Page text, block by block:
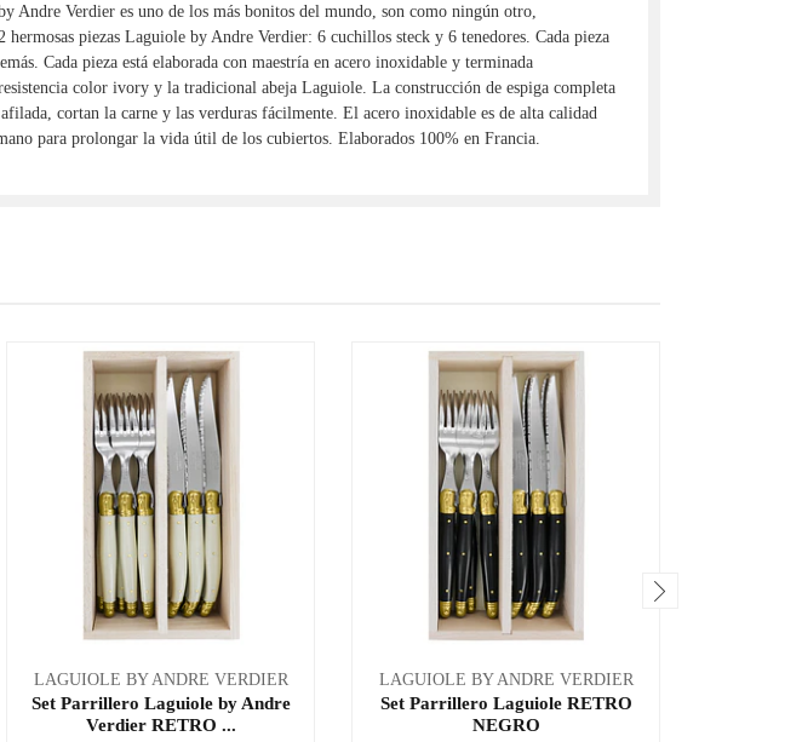
Andre Verdier es uno de los más bonitos del mundo, son como ningún otro,
piezas Laguiole by Andre Verdier: 6 cuchillos steck y 6 tenedores. Cada pieza
Cada pieza está elaborada con maestría en acero inoxidable y terminada
color ivory y la tradicional abeja Laguiole. La construcción de espiga completa
cortan la carne y las verduras fácilmente. El acero inoxidable es de alta calidad
para prolongar la vida útil de los cubiertos. Elaborados 100% en Francia.
LAGUIOLE BY ANDRE VERDIER
Set Parrillero Laguiole by Andre
Verdier RETRO ...
LAGUIOLE BY ANDRE VERDIER
Set Parrillero Laguiole RETRO
NEGRO